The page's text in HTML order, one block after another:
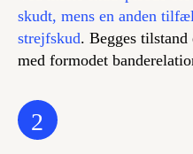
skudt, mens en anden
strejfskud. Begges
med formodet
2